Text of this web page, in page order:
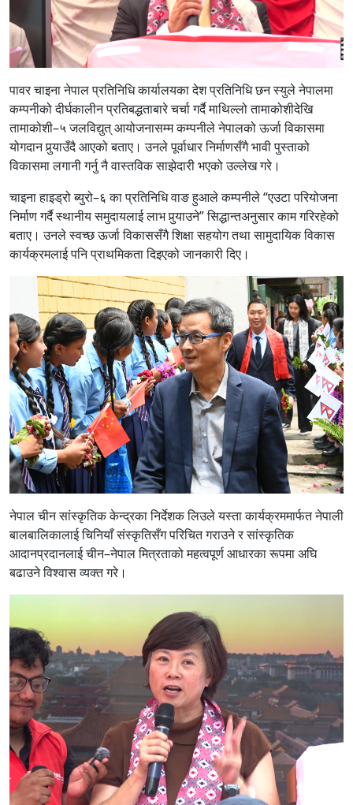
पावर चाइना नेपाल प्रतिनिधि कार्यालयका देश प्रतिनिधि छन स्युले नेपालमा
कम्पनीको दीर्घकालीन प्रतिबद्धताबारे चर्चा गर्दै माथिल्लो तामाकोशीदेखि
तामाकोशी–५ जलविद्युत् आयोजनासम्म कम्पनीले नेपालको ऊर्जा विकासमा
योगदान पुर्‍याउँदै आएको बताए। उनले पूर्वाधार निर्माणसँगै भावी पुस्ताको
विकासमा लगानी गर्नु नै वास्तविक साझेदारी भएको उल्लेख गरे।
चाइना हाइड्रो ब्युरो–६ का प्रतिनिधि वाङ हुआले कम्पनीले “एउटा परियोजना
निर्माण गर्दै स्थानीय समुदायलाई लाभ पुर्‍याउने” सिद्धान्तअनुसार काम गरिरहेको
बताए। उनले स्वच्छ ऊर्जा विकाससँगै शिक्षा सहयोग तथा सामुदायिक विकास
कार्यक्रमलाई पनि प्राथमिकता दिइएको जानकारी दिए।
नेपाल चीन सांस्कृतिक केन्द्रका निर्देशक लिउले यस्ता कार्यक्रममार्फत नेपाली
बालबालिकालाई चिनियाँ संस्कृतिसँग परिचित गराउने र सांस्कृतिक
आदानप्रदानलाई चीन–नेपाल मित्रताको महत्वपूर्ण आधारका रूपमा अघि
बढाउने विश्वास व्यक्त गरे।